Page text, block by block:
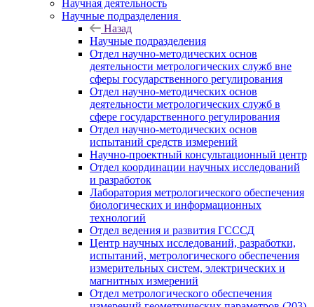
Научная деятельность
Научные подразделения
Назад
Научные подразделения
Отдел научно-методических основ
деятельности метрологических служб вне
сферы государственного регулирования
Отдел научно-методических основ
деятельности метрологических служб в
сфере государственного регулирования
Отдел научно-методических основ
испытаний средств измерений
Научно-проектный консультационный центр
Отдел координации научных исследований
и разработок
Лаборатория метрологического обеспечения
биологических и информационных
технологий
Отдел ведения и развития ГСССД
Центр научных исследований, разработки,
испытаний, метрологического обеспечения
измерительных систем, электрических и
магнитных измерений
Отдел метрологического обеспечения